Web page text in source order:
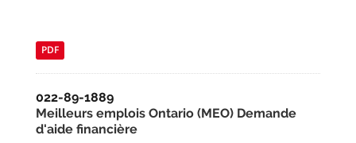
PDF
022-89-1889
Meilleurs emplois Ontario (MEO) Demande
d'aide financière